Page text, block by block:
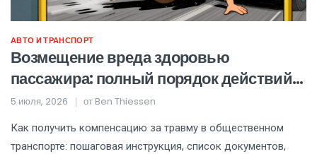
АВТО И ТРАНСПОРТ
Возмещение вреда здоровью
пассажира: полный порядок действий и
список документов
5 июля, 2026 от Ben Thiessen
Как получить компенсацию за травму в общественном
транспорте: пошаговая инструкция, список документов,